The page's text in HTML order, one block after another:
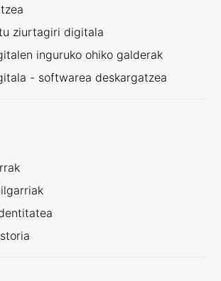
ziurtagiri digitala
inguruko ohiko galderak
- softwarea deskargatzea